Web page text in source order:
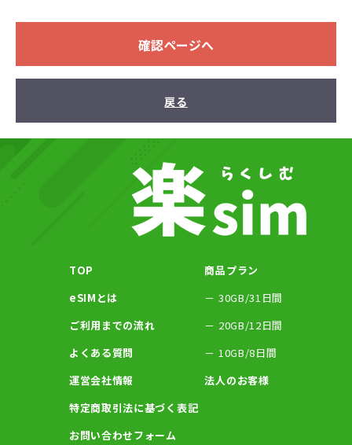
確認ページへ
戻る
TOP
eSIMとは
ご利⽤までの流れ
よくある質問
運営会社情報
特定商取引法に基づく表記
お問い合わせフォーム
商品プラン
－ 30GB/31日間
－ 20GB/12日間
－ 10GB/8日間
法人のお客様